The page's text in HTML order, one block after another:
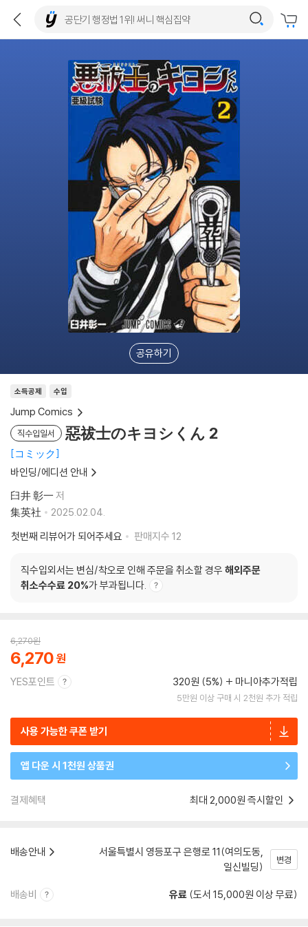
공유하기
소득공제 수입
Jump Comics
직수입일서 惡祓士のキヨシくん 2
コミック
바인딩/에디션 안내
臼井 彰一 저
集英社
2025.02.04.
첫번째 리뷰어가 되어주세요
판매지수 12
직수입외서는 변심/착오로 인해 주문을 취소할 경우 해외주문
취소수수료 20%가 부과됩니다.
6,270원
6,270
YES포인트 320원 (5%) 마니아추가적립
5만원 이상 구매 시 2천원 추가 적립
사용 가능한 쿠폰 받기
앱 다운 시 1천원 상품권
결제혜택 최대 2,000원 즉시할인
배송안내
서울특별시 영등포구 은행로 11(여의도동,
일신빌딩)
변경
배송비 유료 (도서 15,000원 이상 무료)